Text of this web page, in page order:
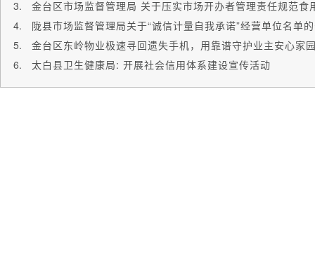
陇县市场监督管理局关于“诚信计量自我承诺”经营单位名单
金台区东岭物业极速寻回遗失手机，用靠谱守护业主安心家
太白县卫生健康局: 开展社会信用体系建设宣传活动